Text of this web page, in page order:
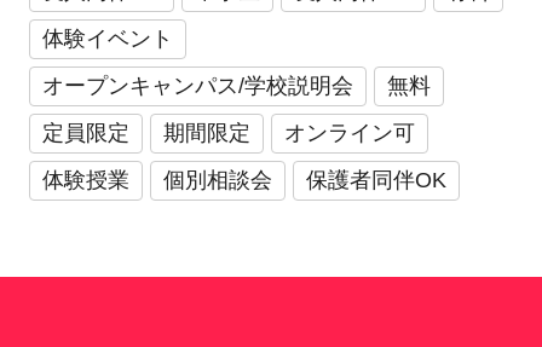
体験イベント
オープンキャンパス/学校説明会
無料
定員限定
期間限定
オンライン可
体験授業
個別相談会 保護者同伴OK